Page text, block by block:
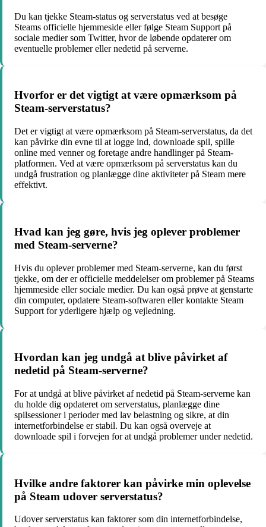
Du kan tjekke Steam-status og serverstatus ved at besøge
Steams officielle hjemmeside eller følge Steam Support på
sociale medier som Twitter, hvor de løbende opdaterer om
eventuelle problemer eller nedetid på serverne.
Hvorfor er det vigtigt at være opmærksom på
Steam-serverstatus?
Det er vigtigt at være opmærksom på Steam-serverstatus, da det
kan påvirke din evne til at logge ind, downloade spil, spille
online med venner og foretage andre handlinger på Steam-
platformen. Ved at være opmærksom på serverstatus kan du
undgå frustration og planlægge dine aktiviteter på Steam mere
effektivt.
Hvad kan jeg gøre, hvis jeg oplever problemer
med Steam-serverne?
Hvis du oplever problemer med Steam-serverne, kan du først
tjekke, om der er officielle meddelelser om problemer på Steams
hjemmeside eller sociale medier. Du kan også prøve at genstarte
din computer, opdatere Steam-softwaren eller kontakte Steam
Support for yderligere hjælp og vejledning.
Hvordan kan jeg undgå at blive påvirket af
nedetid på Steam-serverne?
For at undgå at blive påvirket af nedetid på Steam-serverne kan
du holde dig opdateret om serverstatus, planlægge dine
spilsessioner i perioder med lav belastning og sikre, at din
internetforbindelse er stabil. Du kan også overveje at
downloade spil i forvejen for at undgå problemer under nedetid.
Hvilke andre faktorer kan påvirke min oplevelse
på Steam udover serverstatus?
Udover serverstatus kan faktorer som din internetforbindelse,